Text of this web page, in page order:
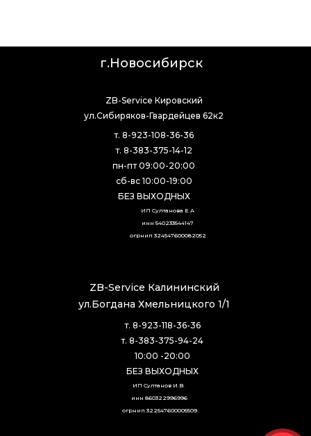
г.Новосибирск
т. 8-923-108-36-36
т. 8-383-375-14-12
пн-пт 09:00-20:00
сб-вс 10:00-19:00
БЕЗ ВЫХОДНЫХ
ZB-Service Калининский
ул.Богдана Хмельницкого 1/1
т. 8-923-118-36-36
т. 8-383-375-94-24
10:00 -20:00
БЕЗ ВЫХОДНЫХ
ZB-Service Кировский
ул.Сибиряков-Гвардейцев 62к2
ИП Султанова Е.А
инн 540233544147
огрнип 324547600082052
ИП Султанов И.В.
инн 860322996996
огрнип 322547600005509